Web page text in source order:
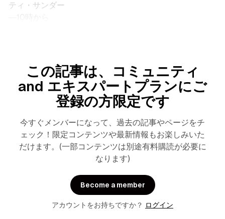
ティ・サンダー
この記事は、コミュニティ
and エキスパートプランにご
登録の方限定です
今すぐメンバーになって、過去の記事やページをチ
ェック！限定コンテンツや最新情報もお楽しみいた
だけます。(一部コンテンツは別途有料購読が必要に
なります)
Become a member
アカウントをお持ちですか？ ログイン